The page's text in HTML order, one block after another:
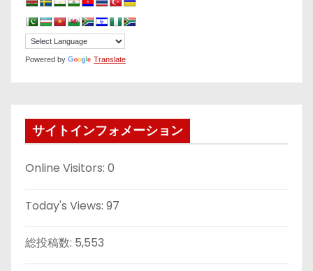
Powered by Translate
サイトインフォメーション
Online Visitors: 0
Today's Views: 97
総投稿数: 5,553